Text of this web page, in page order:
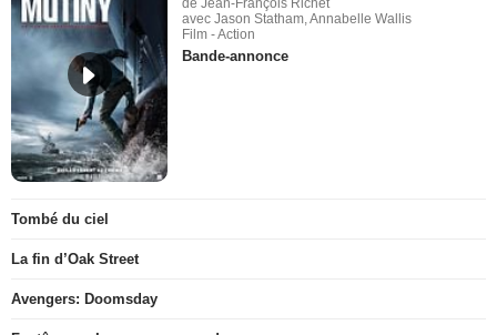
avec Jason Statham, Annabelle Wallis
Film - Action
Bande-annonce
Tombé du ciel
La fin d’Oak Street
Avengers: Doomsday